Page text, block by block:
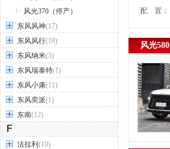
风光370（停产）
东风风神(17)
东风风行(18)
东风纳米(3)
东风瑞泰特(1)
东风小康(11)
东风奕派(1)
东南(12)
F
法拉利 (10)
配 置：
风光580